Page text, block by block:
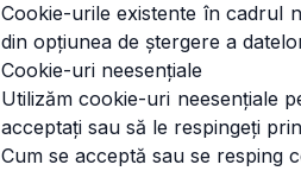
Cookie-urile existente în cadrul
din opțiunea de ștergere a
Cookie-uri neesențiale
Utilizăm cookie-uri neesențiale
acceptați sau să le respingeți
Cum se acceptă sau se resping